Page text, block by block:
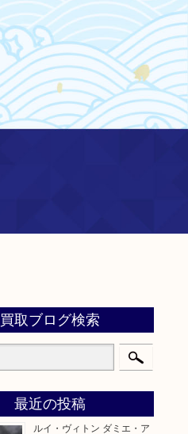
買取ブログ検索
最近の投稿
ルイ・ヴィトン ダミエ・ア